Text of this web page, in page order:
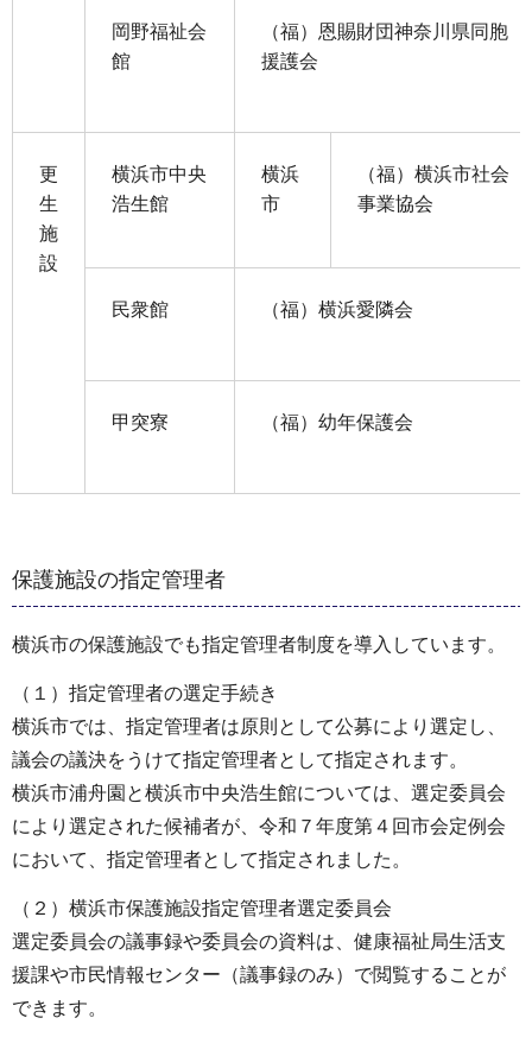
岡野福祉会
館
（福）恩賜財団神奈川県同胞
援護会
更
生
施
設
横浜市中央
浩生館
横浜
市
（福）横浜市社会
事業協会
民衆館 （福）横浜愛隣会
甲突寮 （福）幼年保護会
保護施設の指定管理者
横浜市の保護施設でも指定管理者制度を導入しています。
（１）指定管理者の選定手続き
横浜市では、指定管理者は原則として公募により選定し、
議会の議決をうけて指定管理者として指定されます。
横浜市浦舟園と横浜市中央浩生館については、選定委員会
により選定された候補者が、令和７年度第４回市会定例会
において、指定管理者として指定されました。
（２）横浜市保護施設指定管理者選定委員会
選定委員会の議事録や委員会の資料は、健康福祉局生活支
援課や市民情報センター（議事録のみ）で閲覧することが
できます。